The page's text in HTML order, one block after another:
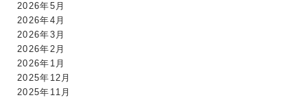
2026年5月
2026年4月
2026年3月
2026年2月
2026年1月
2025年12月
2025年11月